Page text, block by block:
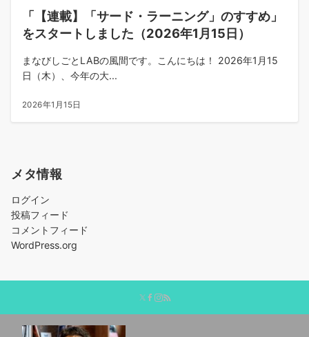
「【連載】「サード・ラーニング」のすすめ」
をスタートしました（2026年1月15日）
まなびしごとLABの風間です。こんにちは！ 2026年1月15
日（木）、今年の大...
2026年1月15日
メタ情報
ログイン
投稿フィード
コメントフィード
WordPress.org